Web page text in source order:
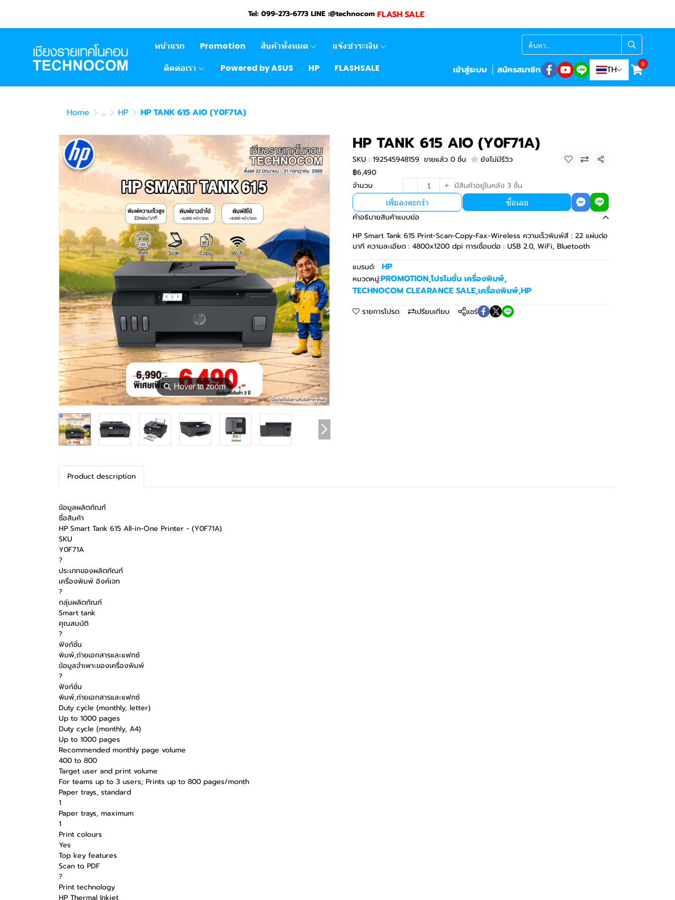
Tel: 099-273-6773 LINE :@technocom FLASH SALE
หน้าแรก Promotion สินค้าทั้งหมด
แจ้งชำระเงิน
ติดต่อเรา
Powered by ASUS HP FLASHSALE เข้าสู่ระบบ สมัครสมาชิก TH 0
Home ... HP HP TANK 615 AIO (Y0F71A)
⚲ Hover to zoom
HP TANK 615 AIO (Y0F71A)
SKU : 192545948159 ขายแล้ว 0 ชิ้น ยังไม่มีรีวิว
แชร์
฿6,490
จำนวน
มีสินค้าอยู่ในคลัง 3 ชิ้น
เพิ่มลงตะกร้า
ซื้อเลย
คำอธิบายสินค้าแบบย่อ
HP Smart Tank 615 Print-Scan-Copy-Fax-Wireless ความเร็วพิมพ์สี : 22 แผ่นต่อ
นาที ความละเอียด : 4800x1200 dpi การเชื่อมต่อ : USB 2.0, WiFi, Bluetooth
แบรนด์:
HP
หมวดหมู่:PROMOTION,โปรโมชั่น เครื่องพิมพ์,
TECHNOCOM CLEARANCE SALE,เครื่องพิมพ์,HP
รายการโปรด เปรียบเทียบ แชร์
Product description
ข้อมูลผลิตภัณฑ์
ชื่อสินค้า
HP Smart Tank 615 All-in-One Printer - (Y0F71A)
SKU
Y0F71A
?
ประเภทของผลิตภัณฑ์
เครื่องพิมพ์ อิงค์เจท
?
กลุ่มผลิตภัณฑ์
Smart tank
คุณสมบัติ
?
ฟังก์ชั่น
พิมพ์,ถ่ายเอกสารและแฟกซ์
ข้อมูลจำเพาะของเครื่องพิมพ์
?
ฟังก์ชั่น
พิมพ์,ถ่ายเอกสารและแฟกซ์
Duty cycle (monthly, letter)
Up to 1000 pages
Duty cycle (monthly, A4)
Up to 1000 pages
Recommended monthly page volume
400 to 800
Target user and print volume
For teams up to 3 users; Prints up to 800 pages/month
Paper trays, standard
1
Paper trays, maximum
1
Print colours
Yes
Top key features
Scan to PDF
?
Print technology
HP Thermal Inkjet